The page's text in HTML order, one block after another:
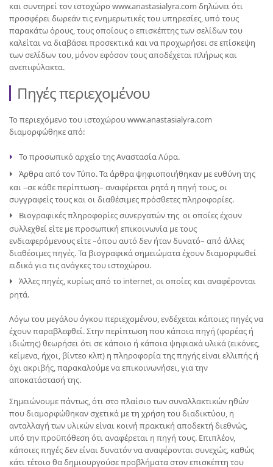
και συντηρεί τον ιστοχώρο www.anastasialyra.com δηλώνει ότι
προσφέρει δωρεάν τις ενημερωτικές του υπηρεσίες, υπό τους
παρακάτω όρους, τους οποίους ο επισκέπτης των σελίδων του
καλείται να διαβάσει προσεκτικά και να προχωρήσει σε επίσκεψη
των σελίδων του, μόνον εφόσον τους αποδέχεται πλήρως και
ανεπιφύλακτα.
Πηγές περιεχομένου
Το περιεχόμενο του ιστοχώρου www.anastasialyra.com
διαμορφώθηκε από:
Το προσωπικό αρχείο της Αναστασία Λύρα.
Άρθρα από τον Τύπο. Τα άρθρα ψηφιοποιήθηκαν με ευθύνη της
και –σε κάθε περίπτωση– αναφέρεται ρητά η πηγή τους, οι
συγγραφείς τους και οι διαθέσιμες πρόσθετες πληροφορίες.
Βιογραφικές πληροφορίες συνεργατών της οι οποίες έχουν
συλλεχθεί είτε με προσωπική επικοινωνία με τους
ενδιαφερόμενους είτε –όπου αυτό δεν ήταν δυνατό– από άλλες
διαθέσιμες πηγές. Τα βιογραφικά σημειώματα έχουν διαμορφωθεί
ειδικά για τις ανάγκες του ιστοχώρου.
Άλλες πηγές, κυρίως από το internet, οι οποίες και αναφέρονται
ρητά.
Λόγω του μεγάλου όγκου περιεχομένου, ενδέχεται κάποιες πηγές να
έχουν παραβλεφθεί. Στην περίπτωση που κάποια πηγή (φορέας ή
ιδιώτης) θεωρήσει ότι σε κάποιο ή κάποια ψηφιακά υλικά (εικόνες,
κείμενα, ήχοι, βίντεο κλπ) η πληροφορία της πηγής είναι ελλιπής ή
όχι ακριβής, παρακαλούμε να επικοινωνήσει, για την
αποκατάστασή της.
Σημειώνουμε πάντως, ότι στο πλαίσιο των συναλλακτικών ηθών
που διαμορφώθηκαν σχετικά με τη χρήση του διαδικτύου, η
ανταλλαγή των υλικών είναι κοινή πρακτική αποδεκτή διεθνώς,
υπό την προϋπόθεση ότι αναφέρεται η πηγή τους. Επιπλέον,
κάποιες πηγές δεν είναι δυνατόν να αναφέρονται συνεχώς, καθώς
κάτι τέτοιο θα δημιουργούσε προβλήματα στον επισκέπτη του